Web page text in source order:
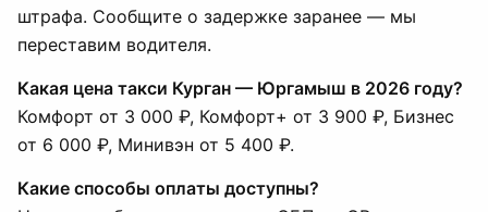
штрафа. Сообщите о задержке заранее — мы
переставим водителя.
Какая цена такси Курган — Юргамыш в 2026 году?
Комфорт от 3 000 ₽, Комфорт+ от 3 900 ₽, Бизнес
от 6 000 ₽, Минивэн от 5 400 ₽.
Какие способы оплаты доступны?